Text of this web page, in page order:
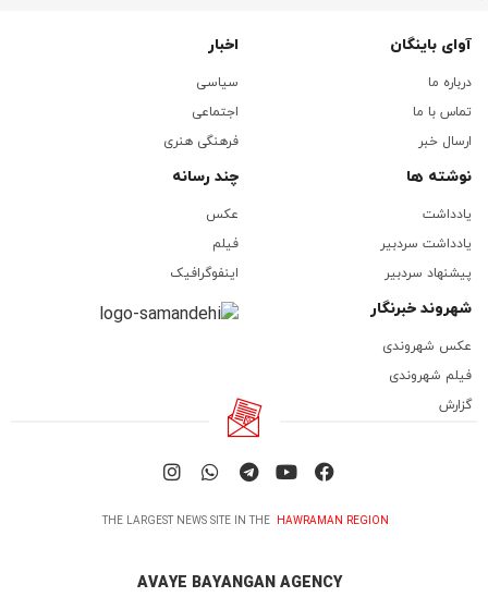
آوای باینگان
درباره ما
تماس با ما
ارسال خبر
اخبار
سیاسی
اجتماعی
فرهنگی هنری
نوشته ها
یادداشت
یادداشت سردبیر
پیشنهاد سردبیر
چند رسانه
عکس
فیلم
اینفوگرافیک
شهروند خبرنگار
عکس شهروندی
فیلم شهروندی
گزارش
THE LARGEST NEWS SITE IN THE HAWRAMAN REGION
AVAYE BAYANGAN AGENCY